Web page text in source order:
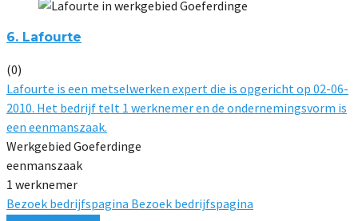
6. Lafourte
(0)
Lafourte is een metselwerken expert die is opgericht op 02-06-
2010. Het bedrijf telt 1 werknemer en de ondernemingsvorm is
een eenmanszaak.
Werkgebied Goeferdinge
eenmanszaak
1 werknemer
Bezoek bedrijfspagina Bezoek bedrijfspagina